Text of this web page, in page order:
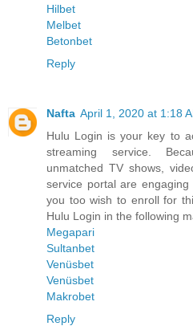
Hilbet
Melbet
Betonbet
Reply
Nafta April 1, 2020 at 1:18
Hulu Login is your key to
streaming service.
unmatched TV shows,
service portal are
you too wish to enroll for
Hulu Login in the following
Megapari
Sultanbet
Venüsbet
Venüsbet
Makrobet
Reply